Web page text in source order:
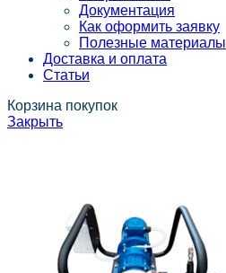
Документация
Как оформить заявку
Полезные материалы
Доставка и оплата
Статьи
Корзина покупок
Закрыть